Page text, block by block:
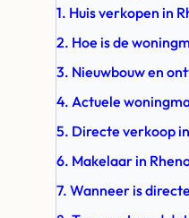
1. Huis verkopen in
2. Hoe is de
3. Nieuwbouw en
4. Actuele
5. Directe verkoop
6. Makelaar in
7. Wanneer is